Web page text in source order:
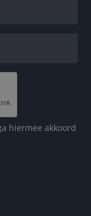
hiermee akkoord